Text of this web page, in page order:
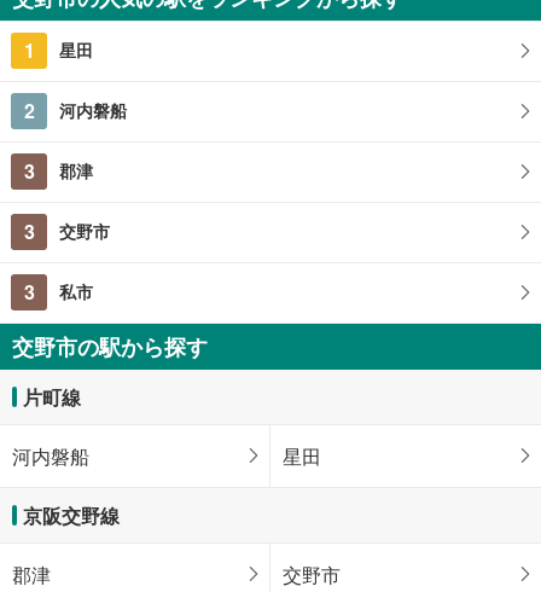
4LDK
1 星田
2 河内磐船
3 郡津
3 交野市
3 私市
交野市の駅から探す
片町線
河内磐船 星田
京阪交野線
郡津 交野市